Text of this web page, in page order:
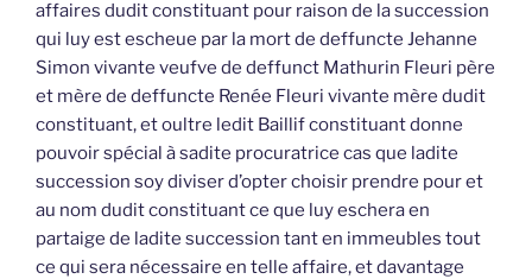
affaires dudit constituant pour raison de la succession
qui luy est escheue par la mort de deffuncte Jehanne
Simon vivante veufve de deffunct Mathurin Fleuri père
et mère de deffuncte Renée Fleuri vivante mère dudit
constituant, et oultre ledit Baillif constituant donne
pouvoir spécial à sadite procuratrice cas que ladite
succession soy diviser d’opter choisir prendre pour et
au nom dudit constituant ce que luy eschera en
partaige de ladite succession tant en immeubles tout
ce qui sera nécessaire en telle affaire, et davantage